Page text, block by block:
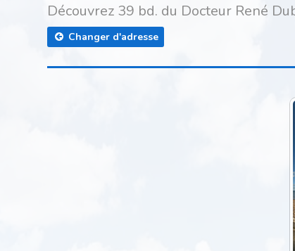
Découvrez 39 bd. du Docteur René
Changer d'adresse